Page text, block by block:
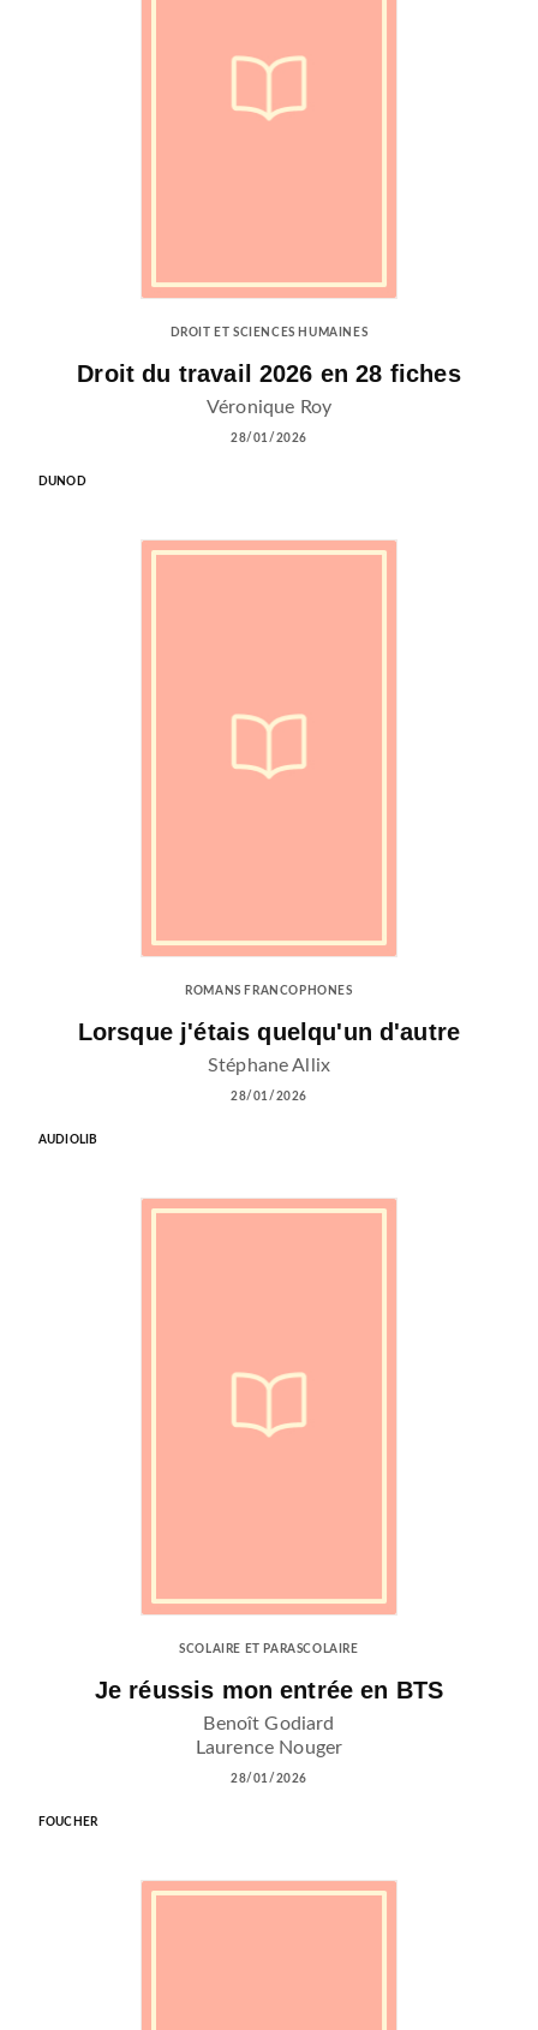
DROIT ET SCIENCES HUMAINES
Droit du travail 2026 en 28 fiches
Véronique Roy
28/01/2026
DUNOD
ROMANS FRANCOPHONES
Lorsque j'étais quelqu'un d'autre
Stéphane Allix
28/01/2026
AUDIOLIB
SCOLAIRE ET PARASCOLAIRE
Je réussis mon entrée en BTS
Benoît Godiard
Laurence Nouger
28/01/2026
FOUCHER